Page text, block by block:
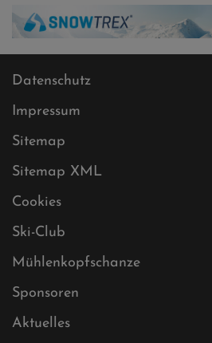
Datenschutz
Impressum
Sitemap
Sitemap XML
Cookies
Ski-Club
Mühlenkopfschanze
Sponsoren
Aktuelles